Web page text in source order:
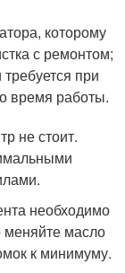
которому
с ремонтом;
при
время работы.
не стоит.
необходимо
масло
к минимуму.